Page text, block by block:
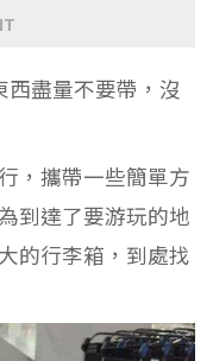
盡量不要帶，沒
，攜帶一些簡單方
到達了要游玩的地
的行李箱，到處找